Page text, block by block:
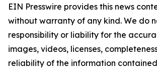
EIN Presswire provides this news
without warranty of any kind. We do
responsibility or liability for the
images, videos, licenses,
reliability of the information